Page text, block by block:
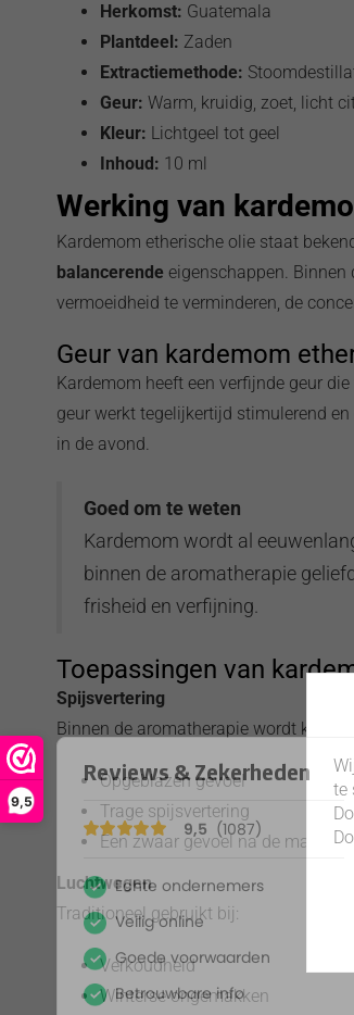
9,5
Herkomst: Guatemala
Plantdeel: Zaden
Extractiemethode:
Geur: Warm, kruidig, zoet, licht
Kleur: Lichtgeel tot geel
Inhoud: 10 ml
Werking van
Kardemom etherische olie staat
balancerende eigenschappen.
vermoeidheid te verminderen, de
Geur van kardemom
Kardemom heeft een verfijnde geur
geur werkt tegelijkertijd stimulerend
in de avond.
Goed om te weten
Kardemom wordt al
binnen de aromatherapie
frisheid en verfijning.
Toepassingen van
Spijsvertering
Binnen de aromatherapie wordt
Opgeblazen gevoel
Trage spijsvertering
Een zwaar gevoel na de maaltijd
Luchtwegen
Traditioneel gebruikt bij:
Verkoudheid
Winterse ongemakken
te